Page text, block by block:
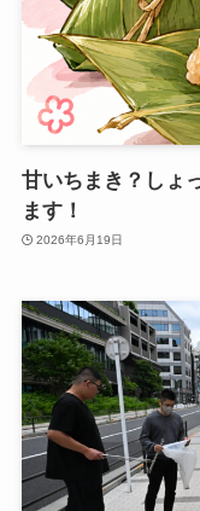
甘いちまき？しょ
ます！
2026年6月19日